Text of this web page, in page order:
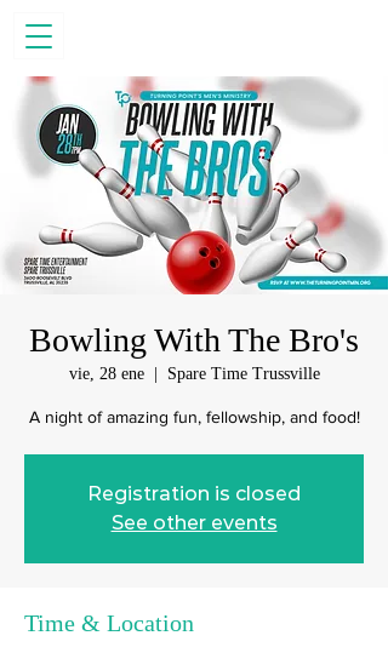
Bowling With The Bro's
vie, 28 ene
  |
Spare Time Trussville
A night of amazing fun, fellowship, and food!
Registration is closed
See other events
Time & Location